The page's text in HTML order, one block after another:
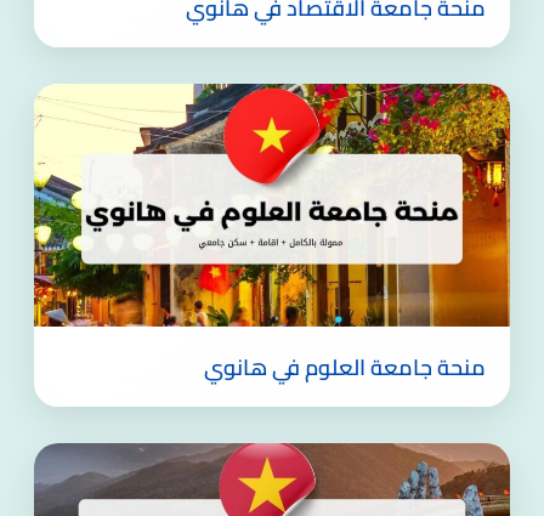
منحة جامعة الاقتصاد في هانوي
منحة جامعة العلوم في هانوي